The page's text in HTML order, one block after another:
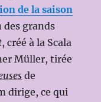
de la saison
des grands
, créé à la Scala
Müller, tirée
de
dirige, ce qui